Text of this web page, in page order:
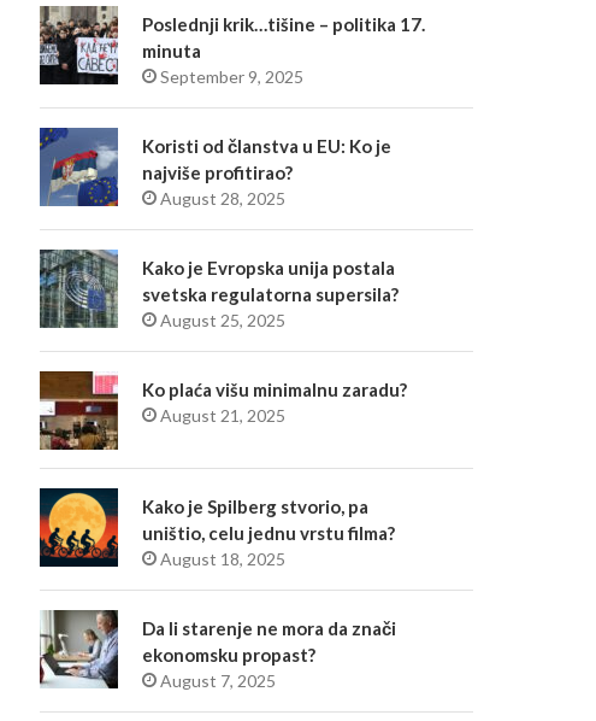
Poslednji krik…tišine – politika 17.
minuta
September 9, 2025
Koristi od članstva u EU: Ko je
najviše profitirao?
August 28, 2025
Kako je Evropska unija postala
svetska regulatorna supersila?
August 25, 2025
Ko plaća višu minimalnu zaradu?
August 21, 2025
Kako je Spilberg stvorio, pa
uništio, celu jednu vrstu filma?
August 18, 2025
Da li starenje ne mora da znači
ekonomsku propast?
August 7, 2025